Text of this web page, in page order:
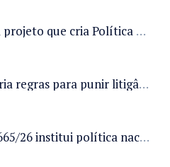
Câmara analisa projeto que cria Política Nacional de Qualificação e Valorização da Preceptoria na Residência Médica
Projeto de lei cria regras para punir litigância abusiva reversa e integrar sistemas do Judiciário
Projeto de Lei 665/26 institui política nacional para prevenção ao transfeminicídio e prevê medidas de proteção e reparação